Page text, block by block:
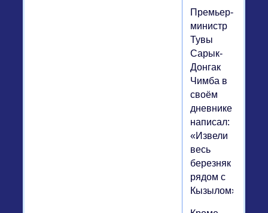
Премьер-
министр
Тувы
Сарык-
Донгак
Чимба в
своём
дневнике
написал:
«Извели
весь
березняк
рядом с
Кызылом».